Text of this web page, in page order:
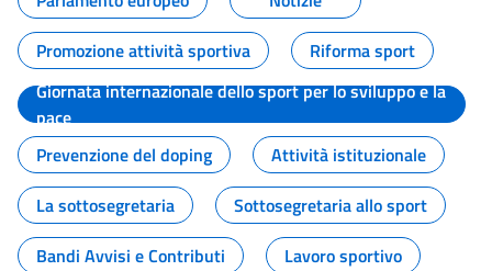
Promozione attività sportiva
Riforma sport
Giornata internazionale dello sport per lo sviluppo e la
pace
Prevenzione del doping
Attività istituzionale
La sottosegretaria
Sottosegretaria allo sport
Bandi Avvisi e Contributi
Lavoro sportivo